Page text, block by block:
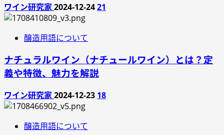
ン
ワイン研究家2024-12-2421
醸造用語について
ナチュラルワイン（ナチュールワイン）とは？定
義や特徴、魅力を解説
ワイン研究家2024-12-23 18
醸造用語について